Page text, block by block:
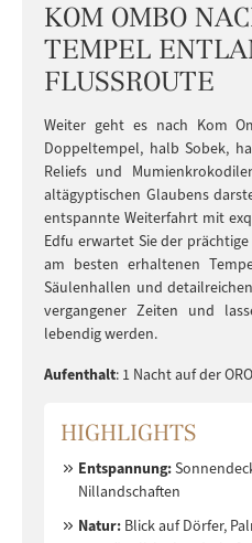
KOM OMBO
TEMPEL
FLUSSROUTE
Weiter geht es nach Kom
Doppeltempel, halb Sobek,
Reliefs und
altägyptischen Glaubens
entspannte Weiterfahrt mit
Edfu erwartet Sie der
am besten erhaltenen
Säulenhallen und
vergangener Zeiten und
lebendig werden.
Aufenthalt: 1 Nacht auf der
HIGHLIGHTS
Entspannung:
Nillandschaften
Natur: Blick auf Dörfer,